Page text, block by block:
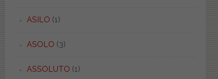
ASILO (1)
ASOLO (3)
ASSOLUTO (1)